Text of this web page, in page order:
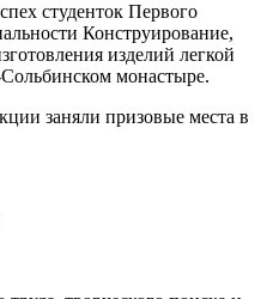
студенток Первого
Конструирование,
изделий легкой
монастыре.
заняли призовые места в